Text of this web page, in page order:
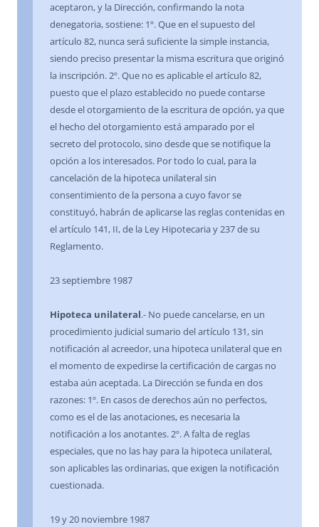
aceptaron, y la Dirección, confirmando la nota
denegatoria, sostiene: 1º. Que en el supuesto del
artículo 82, nunca será suficiente la simple instancia,
siendo preciso presentar la misma escritura que originó
la inscripción. 2º. Que no es aplicable el artículo 82,
puesto que el plazo establecido no puede contarse
desde el otorgamiento de la escritura de opción, ya que
el hecho del otorgamiento está amparado por el
secreto del protocolo, sino desde que se notifique la
opción a los interesados. Por todo lo cual, para la
cancelación de la hipoteca unilateral sin
consentimiento de la persona a cuyo favor se
constituyó, habrán de aplicarse las reglas contenidas en
el artículo 141, II, de la Ley Hipotecaria y 237 de su
Reglamento.
23 septiembre 1987
Hipoteca unilateral.- No puede cancelarse, en un
procedimiento judicial sumario del artículo 131, sin
notificación al acreedor, una hipoteca unilateral que en
el momento de expedirse la certificación de cargas no
estaba aún aceptada. La Dirección se funda en dos
razones: 1º. En casos de derechos aún no perfectos,
como es el de las anotaciones, es necesaria la
notificación a los anotantes. 2º. A falta de reglas
especiales, que no las hay para la hipoteca unilateral,
son aplicables las ordinarias, que exigen la notificación
cuestionada.
19 y 20 noviembre 1987